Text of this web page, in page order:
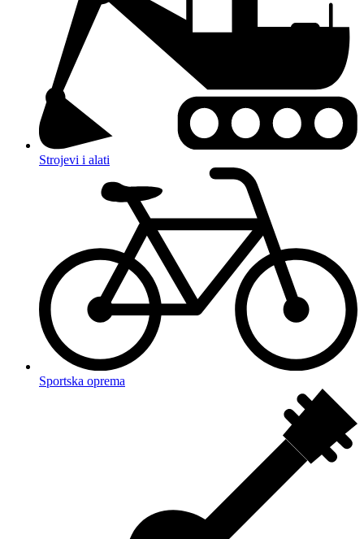
Strojevi i alati
Sportska oprema